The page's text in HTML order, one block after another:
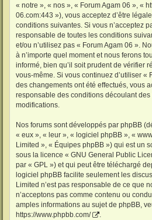
« notre », « nos », « Forum Agam 06 », «
06.com:443 »), vous acceptez d’être
conditions suivantes. Si vous n’acceptez
responsable de toutes les conditions
et/ou n’utilisez pas « Forum Agam 06 ».
à n’importe quel moment et nous ferons
informé, bien qu’il soit prudent de vérifier
vous-même. Si vous continuez d’utiliser «
des changements ont été effectués, vous
responsable des conditions découlant des
modifications.
Nos forums sont développés par phpBB
« eux », « leur », « logiciel phpBB », «
Limited », « Équipes phpBB ») qui est un
sous la licence « GNU General Public
par « GPL ») et qui peut être téléchargé
logiciel phpBB facilite seulement les
Limited n’est pas responsable de ce que
n’acceptons pas comme contenu ou
amples informations au sujet de phpBB,
https://www.phpbb.com/
.